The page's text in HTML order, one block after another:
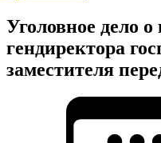
Уголовное дело
гендиректора
заместителя